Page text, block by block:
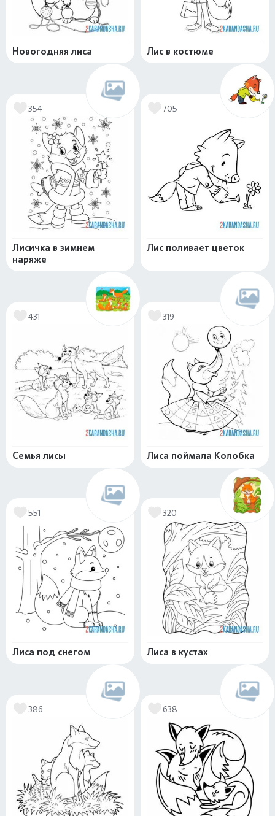
Новогодняя лиса Лис в костюме
354
Лисичка в зимнем
наряже
705
Лис поливает цветок
431
Семья лисы
319
Лиса поймала Колобка
551
Лиса под снегом
320
Лиса в кустах
386 638